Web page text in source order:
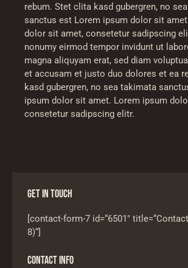
rebum. Stet clita kasd gubergren, no
sanctus est Lorem ipsum dolor sit
dolor sit amet, consetetur sadipscing
nonumy eirmod tempor invidunt ut
magna aliquyam erat, sed diam
et accusam et justo duo dolores et ea
kasd gubergren, no sea takimata
ipsum dolor sit amet. Lorem ipsum
consetetur sadipscing elitr.
GET IN TOUCH
[contact-form-7 id=“6501″
8)“]
CONTACT INFO